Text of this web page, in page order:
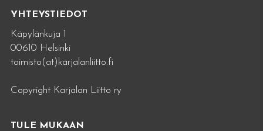
YHTEYSTIEDOT
Käpylänkuja 1
00610 Helsinki
toimisto(at)karjalanliitto.fi
Copyright Karjalan Liitto ry
TULE MUKAAN